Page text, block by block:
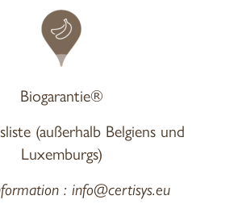
Biogarantie®
(außerhalb Belgiens und
Luxemburgs)
: info@certisys.eu